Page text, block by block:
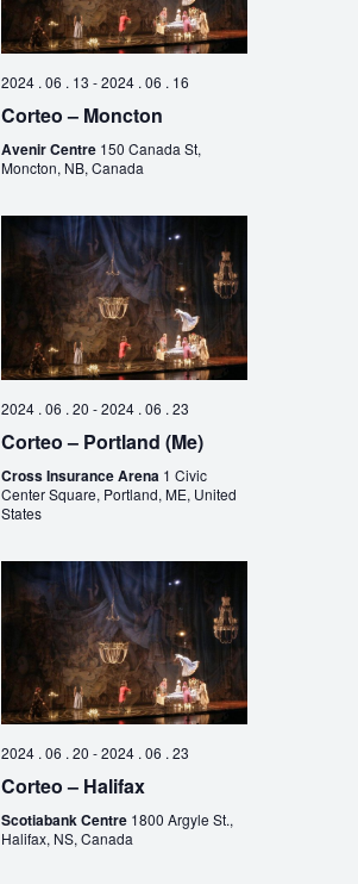
2024 . 06 . 13 -2024 . 06 . 16
Corteo – Moncton
Avenir Centre 150 Canada St,
Moncton, NB, Canada
2024 . 06 . 20 -2024 . 06 . 23
Corteo – Portland (Me)
Cross Insurance Arena 1 Civic
Center Square, Portland, ME, United
States
2024 . 06 . 20 -2024 . 06 . 23
Corteo – Halifax
Scotiabank Centre 1800 Argyle St.,
Halifax, NS, Canada